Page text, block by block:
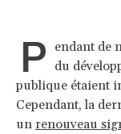
P endant de
du
publique étaient
Cependant, la
un renouveau